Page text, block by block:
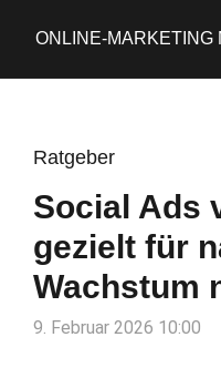
ONLINE-MARKETING
Ratgeber
Social Ads
gezielt für
Wachstum
9. Februar 2026 10:00